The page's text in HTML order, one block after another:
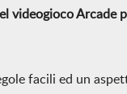
videogioco
facili ed un